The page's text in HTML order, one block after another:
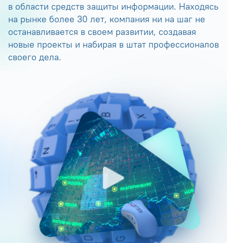
в области средств защиты информации. Находясь
на рынке более 30 лет, компания ни на шаг не
останавливается в своем развитии, создавая
новые проекты и набирая в штат профессионалов
своего дела.